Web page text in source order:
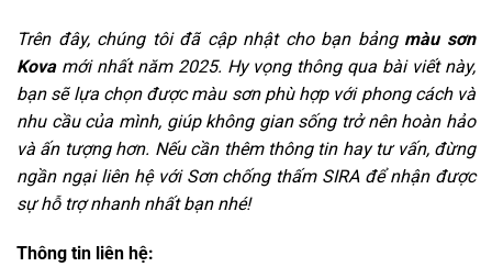
Trên đây, chúng tôi đã cập nhật cho bạn bảng màu sơn
Kovamới nhất năm 2025. Hy vọng thông qua bài viết này,
bạn sẽ lựa chọn được màu sơn phù hợp với phong cách và
nhu cầu của mình, giúp không gian sống trở nên hoàn hảo
và ấn tượng hơn. Nếu cần thêm thông tin hay tư vấn, đừng
ngần ngại liên hệ với Sơn chống thấm SIRA để nhận được
sự hỗ trợ nhanh nhất bạn nhé!
Thông tin liên hệ: